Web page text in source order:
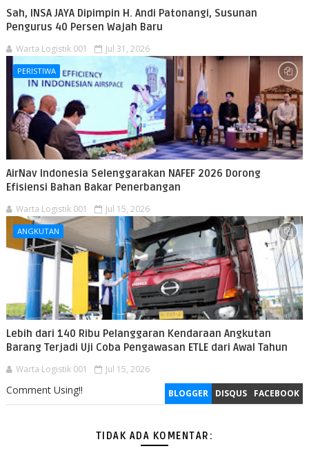
Sah, INSA JAYA Dipimpin H. Andi Patonangi, Susunan
Pengurus 40 Persen Wajah Baru
Warta Logistik 001 Jul 31, 2026
PERISTIWA
AirNav Indonesia Selenggarakan NAFEF 2026 Dorong
Efisiensi Bahan Bakar Penerbangan
Warta Logistik 001 Jul 15, 2026
ANGKUTAN
Lebih dari 140 Ribu Pelanggaran Kendaraan Angkutan
Barang Terjadi Uji Coba Pengawasan ETLE dari Awal Tahun
Warta Logistik 001 Jul 15, 2026
BLOGGER DISQUS FACEBOOK
Comment Using!!
TIDAK ADA KOMENTAR: